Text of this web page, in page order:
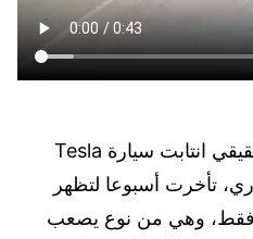
المعلومات عن نوبة جنون حقيقي انتابت سيارة Tesla
الجاري، تأخرت أسبوعا لتظهر
فقط، وهي من نوع يصعب